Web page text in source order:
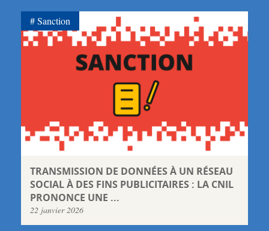
TRANSMISSION DE DONNÉES À UN RÉSEAU
SOCIAL À DES FINS PUBLICITAIRES : LA CNIL
PRONONCE UNE ...
22 janvier 2026
Sanction